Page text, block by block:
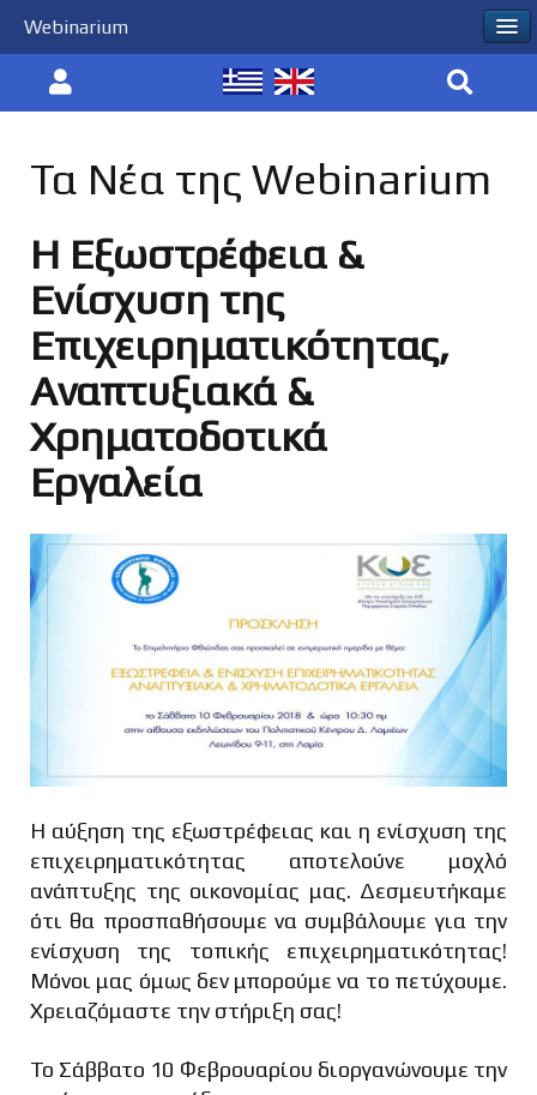
Τα Νέα της Webinarium
Η Εξωστρέφεια &
Ενίσχυση της
Επιχειρηματικότητας,
Αναπτυξιακά &
Χρηματοδοτικά
Εργαλεία
Η αύξηση της εξωστρέφειας και η ενίσχυση της
επιχειρηματικότητας αποτελούνε μοχλό
ανάπτυξης της οικονομίας μας. Δεσμευτήκαμε
ότι θα προσπαθήσουμε να συμβάλουμε για την
ενίσχυση της τοπικής επιχειρηματικότητας!
Μόνοι μας όμως δεν μπορούμε να το πετύχουμε.
Χρειαζόμαστε την στήριξη σας!
Το Σάββατο 10 Φεβρουαρίου διοργανώνουμε την
Webinarium